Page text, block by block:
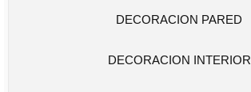
DECORACION PARED
DECORACION INTERIOR